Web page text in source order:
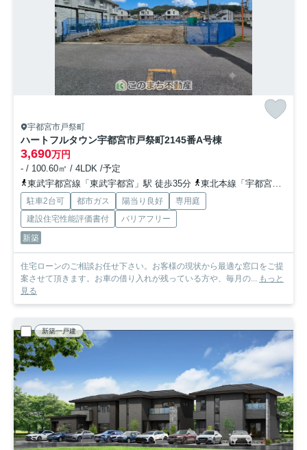
宇都宮市戸祭町
ハートフルタウン宇都宮市戸祭町2145番A号棟
3,690万円
- / 100.60㎡ / 4LDK /予定
東武宇都宮線「東武宇都宮」駅 徒歩35分
東北本線「宇都宮」駅 徒歩50分
駐車2台可 都市ガス 陽当り良好
専用庭
建設住宅性能評価書付
バリアフリー
新築
住宅ローンのご相談お任せ下さい。お客様の現状から最適な窓口をご提
案させて頂きます。お車の借り入れが残っている方や、毎月の... もっと
見る
新築一戸建